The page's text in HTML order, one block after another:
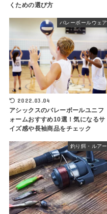
くための選び方
バレーボールウェア
2022.03.04
アシックスのバレーボールユニフ
ォームおすすめ10選！気になるサ
イズ感や長袖商品をチェック
釣り餌・ルアー